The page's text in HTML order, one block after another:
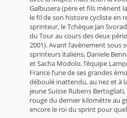
Galbusera (père et fils mènent
le fil de son histoire cycliste en
sprinteur, le Tchèque Jan
du Tour au cours des deux
2001). Avant l’avènement sous
sprinteurs italiens, Daniele
et Sacha Modolo, l’équipe
France l’une de ses grandes
déboulé inattendu, au nez et à
jeune Suisse Rubens
rouge du dernier kilomètre au
encore le roi du sprint pour